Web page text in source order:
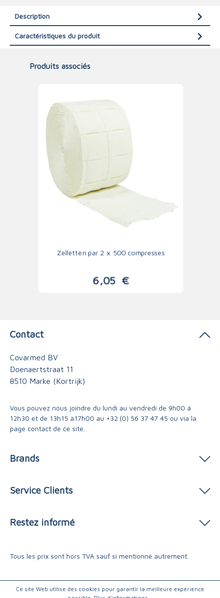
Description
Caractéristiques du produit
Produits associés
Zelletten par 2 x 500 compresses
6,05 €
Contact
Covarmed BV
Doenaertstraat 11
8510 Marke (Kortrijk)
Vous pouvez nous joindre du lundi au vendredi de 9h00 à
12h30 et de 13h15 à17h00 au +32 (0) 56 37 47 45 ou via la
page contact de ce site.
Brands
Service Clients
Restez informé
Tous les prix sont hors TVA sauf si mentionné autrement.
Ce site Web utilise des cookies pour garantir la meilleure expérience